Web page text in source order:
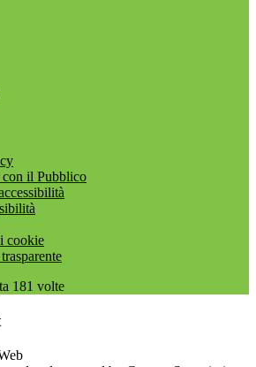
il Pubblico
cookie
181 volte